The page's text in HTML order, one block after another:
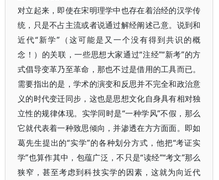
对立起来，即使在宋明理学中也存在着治经的汉学传
统，只是不占主流或者说通过解经阐述己意。说到和
近代“新学”（这可能是又一个没有得到共识的概
念！）的关联，一些思想大家通过“注经”“新考”的方
式倡导变革乃至革命，那也不过是借用的工具而已。
需要指出的是，学术的演变和反思并不完全和政治意
义的时代变迁同步，这也是思想文化自身具有相对独
立性的规律体现。实学同时是“一种学风”不假，那么
它就代表着一种致思倾向，并渗透在方方面面。即如
葛先生提出的“实学”的各种划分方式，他把“考证实
学”也算作其中，包蕴广泛，不只是“读经”“考文”那么
狭窄，甚至考虑到科技实学的因素，这就为向近代